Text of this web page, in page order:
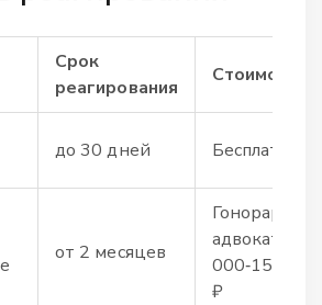
Срок
реагирования
Стоимость
до 30 дней Бесплатно
от 2 месяцев
Гонорар
адвоката ≈ 5
000‑15 000
₽